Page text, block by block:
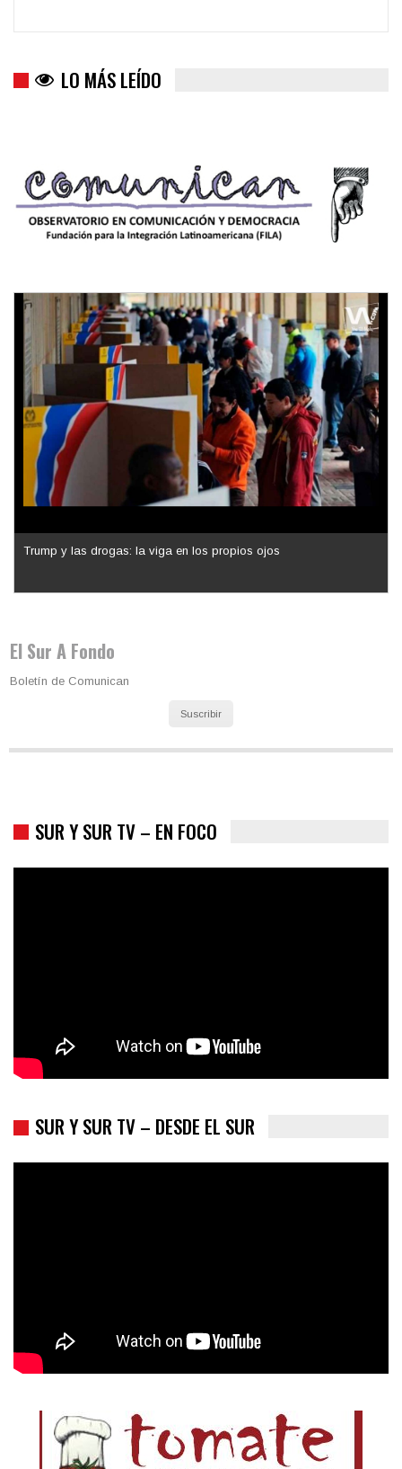
LO MÁS LEÍDO
Trump y las drogas: la viga en los propios ojos
Los latinos le van dando la espalda a Trump
El Sur A Fondo
Boletín de Comunican
SUR Y SUR TV – EN FOCO
SUR Y SUR TV – DESDE EL SUR